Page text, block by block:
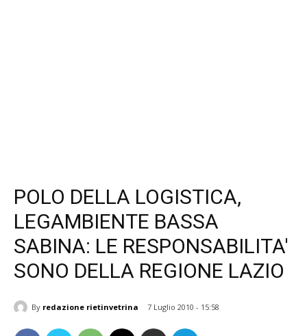
POLO DELLA LOGISTICA,
LEGAMBIENTE BASSA
SABINA: LE RESPONSABILITA'
SONO DELLA REGIONE LAZIO
By redazione rietinvetrina 7 Luglio 2010 - 15:58